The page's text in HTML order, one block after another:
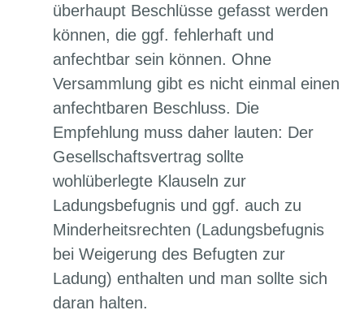
überhaupt Beschlüsse gefasst werden
können, die ggf. fehlerhaft und
anfechtbar sein können. Ohne
Versammlung gibt es nicht einmal einen
anfechtbaren Beschluss. Die
Empfehlung muss daher lauten: Der
Gesellschaftsvertrag sollte
wohlüberlegte Klauseln zur
Ladungsbefugnis und ggf. auch zu
Minderheitsrechten (Ladungsbefugnis
bei Weigerung des Befugten zur
Ladung) enthalten und man sollte sich
daran halten.